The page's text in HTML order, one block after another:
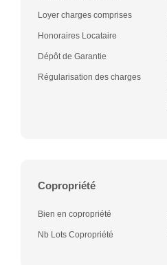
Loyer charges comprises
Honoraires Locataire
Dépôt de Garantie
Régularisation des charges
Copropriété
Bien en copropriété
Nb Lots Copropriété